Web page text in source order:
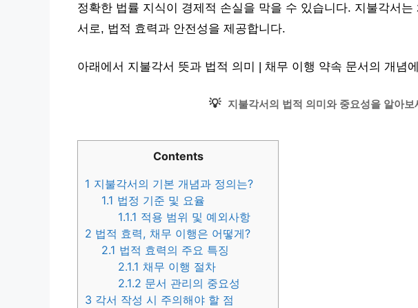
정확한 법률 지식이 경제적 손실을 막을 수 있습니다. 지불각서
서로, 법적 효력과 안전성을 제공합니다.
아래에서 지불각서 뜻과 법적 의미 | 채무 이행 약속 문서의 개념
💡 지불각서의 법적 의미와 중요성을 알아보
Contents
1 지불각서의 기본 개념과 정의는?
1.1 법정 기준 및 요율
1.1.1 적용 범위 및 예외사항
2 법적 효력, 채무 이행은 어떻게?
2.1 법적 효력의 주요 특징
2.1.1 채무 이행 절차
2.1.2 문서 관리의 중요성
3 각서 작성 시 주의해야 할 점